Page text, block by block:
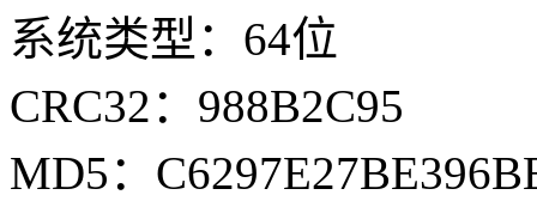
系统类型：64位
CRC32：988B2C95
MD5：